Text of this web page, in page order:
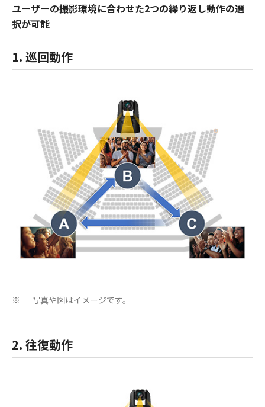
ユーザーの撮影環境に合わせた2つの繰り返し動作の選
択が可能
1. 巡回動作
※ 写真や図はイメージです。
2. 往復動作